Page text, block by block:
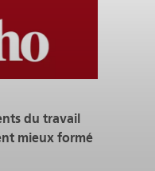
du travail
mieux formé